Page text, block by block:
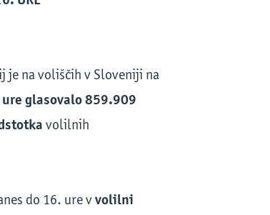
na voliščih v Sloveniji na
glasovalo 859.909
volilnih
do 16. ure vvolilni